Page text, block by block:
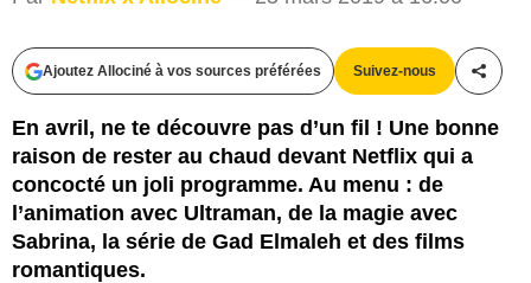
Ajoutez Allociné à vos sources préférées Suivez-nous
En avril, ne te découvre pas d’un fil ! Une bonne
raison de rester au chaud devant Netflix qui a
concocté un joli programme. Au menu : de
l’animation avec Ultraman, de la magie avec
Sabrina, la série de Gad Elmaleh et des films
romantiques.